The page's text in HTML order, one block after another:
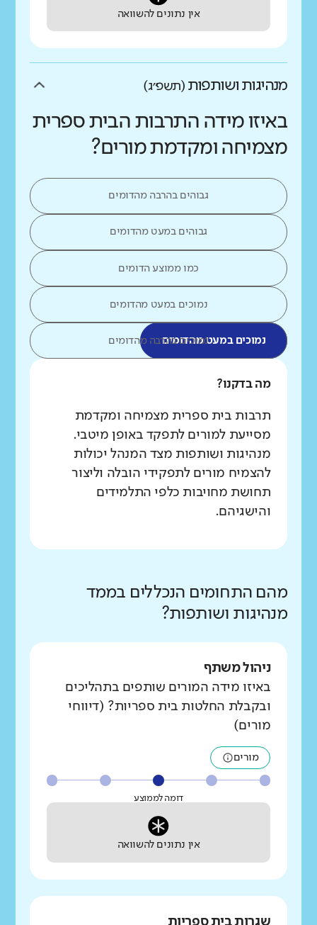
אין נתונים להשוואה
מנהיגות ושותפות (תשפ״ג)
באיזו מידה התרבות הבית ספרית
מצמיחה ומקדמת מורים?
גבוהים בהרבה מהדומים
גבוהים במעט מהדומים
כמו ממוצע הדומים
נמוכים במעט מהדומים
נמוכים במעט מהדומיםנמוכים בהרבה מהדומים
מה בדקנו?
תרבות בית ספרית מצמיחה ומקדמת
מסייעת למורים לתפקד באופן מיטבי.
מנהיגות ושותפות מצד המנהל יכולות
להצמיח מורים לתפקידי הובלה וליצור
תחושת מחויבות כלפי התלמידים
והישגיהם.
מהם התחומים הנכללים בממד
מנהיגות ושותפות?
ניהול משתף
באיזו מידה המורים שותפים בתהליכים
ובקבלת החלטות בית ספריות? (דיווחי
מורים)
מורים
דומה לממוצע
אין נתונים להשוואה
שגרות בית ספריות